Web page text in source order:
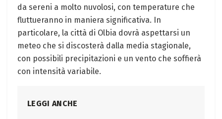
da sereni a molto nuvolosi, con temperature che
fluttueranno in maniera significativa. In
particolare, la città di Olbia dovrà aspettarsi un
meteo che si discosterà dalla media stagionale,
con possibili precipitazioni e un vento che soffierà
con intensità variabile.
LEGGI ANCHE